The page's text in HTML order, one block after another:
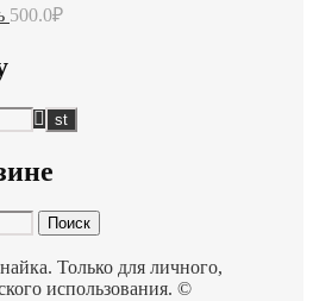
500.0₽
Поиск
Только для личного,
использования. ©